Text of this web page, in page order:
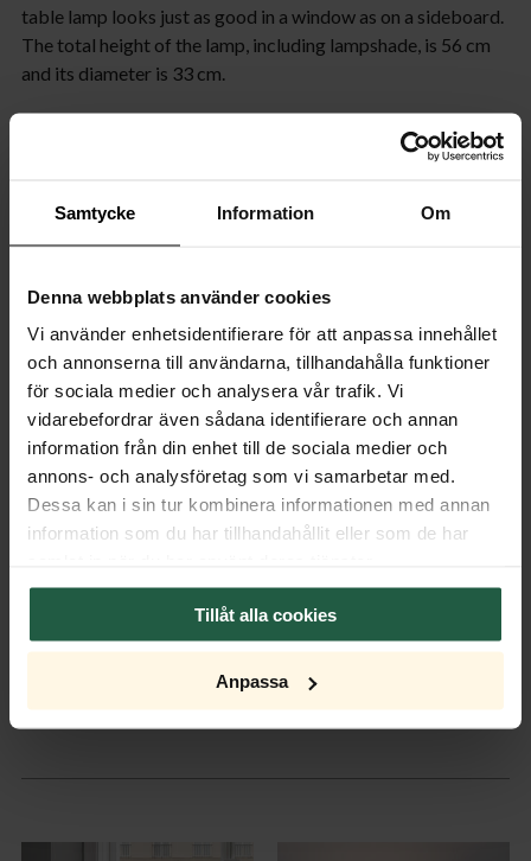
Samtycke Information Om
Denna webbplats använder cookies
Vi använder enhetsidentifierare för att anpassa innehållet
och annonserna till användarna, tillhandahålla funktioner
för sociala medier och analysera vår trafik. Vi
vidarebefordrar även sådana identifierare och annan
information från din enhet till de sociala medier och
annons- och analysföretag som vi samarbetar med.
Dessa kan i sin tur kombinera informationen med annan
information som du har tillhandahållit eller som de har
Tillåt alla cookies
Anpassa
table lamp looks just as good in a window as on a sideboard.
The total height of the lamp, including lampshade, is 56 cm
and its diameter is 33 cm.
Measurement
Shade
Transformer
Dimmer